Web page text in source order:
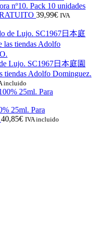
nº10. Pack 10 unidades
39,99€ IVA
Lujo. SC1967日本庭園
tiendas Adolfo Dominguez.
incluido
25ml. Para
40,85€ IVA incluido